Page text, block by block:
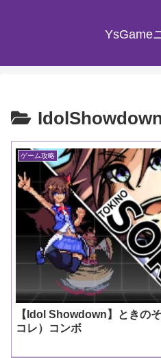
YsGame
ゲーム攻略
【Idol Showdown】ときの
コレ）コンボ